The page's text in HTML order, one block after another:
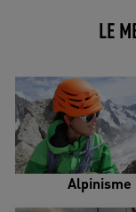
LE
Alpinisme